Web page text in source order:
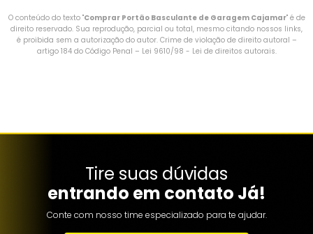
O conteúdo do texto "Comprar Portão Basculante de Garagem Cajamar" é de
direito reservado. Sua reprodução, parcial ou total, mesmo citando nossos links,
é proibida sem a autorização do autor. Crime de violação de direito autoral –
artigo 184 do Código Penal – Lei 9610/98 - Lei de direitos autorais.
Tire suas dúvidas
entrando em contato Já!
Conte com nosso time especializado para te ajudar.